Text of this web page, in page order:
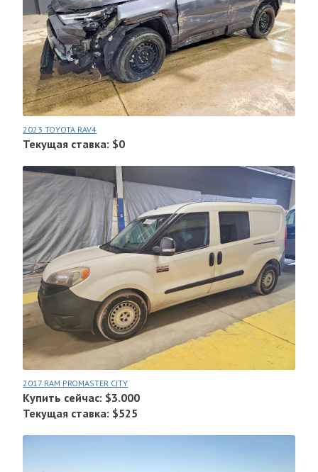
2023 TOYOTA RAV4
Текущая ставка: $0
2017 RAM PROMASTER CITY
Купить сейчас: $3.000
Текущая ставка: $525